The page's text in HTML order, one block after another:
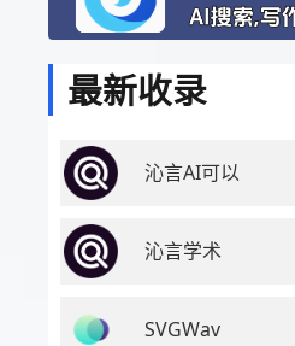
最新收录
沁言AI可以
沁言学术
SVGWav